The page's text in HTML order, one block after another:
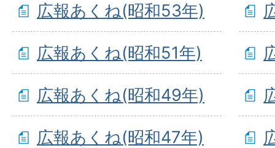
広報あくね(昭和53年)
広報あくね(昭和51年)
広報あくね(昭和49年)
広報あくね(昭和47年)